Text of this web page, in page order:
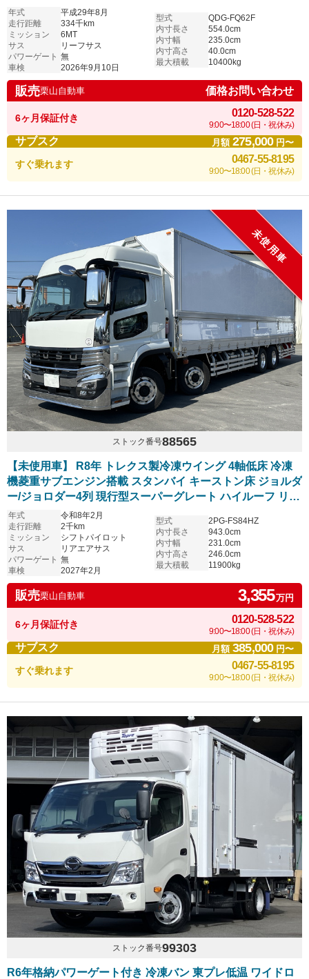
年式
平成29年8月
走行距離
334千km
ミッション
6MT
サス
リーフサス
パワーゲート 無
車検
2026年9月10日
型式
QDG-FQ62F
内寸長さ
554.0cm
内寸幅
235.0cm
内寸高さ
40.0cm
最大積載
10400kg
販売栗山自動車 価格お問い合わせ
6ヶ月保証付き 0120-528-522
9:00〜18:00 (日・祝休み)
サブスク 月額275,000円〜
すぐ乗れます 0467-55-8195
9:00〜18:00 (日・祝休み)
未使用車
ストック番号88565
【未使用車】 R8年 トレクス製冷凍ウイング 4軸低床 冷凍
機菱重サブエンジン搭載 スタンバイ キーストン床 ジョルダ
ー/ジョロダー4列 現行型スーパーグレート ハイルーフ リア
エアサス アルミホイール シフトパイロット 6R20エンジン
車検付き
年式
令和8年2月
走行距離
2千km
ミッション
シフトパイロット
サス
リアエアサス
パワーゲート 無
車検
2027年2月
型式
2PG-FS84HZ
内寸長さ
943.0cm
内寸幅
231.0cm
内寸高さ
246.0cm
最大積載
11900kg
販売栗山自動車 3,355万円
6ヶ月保証付き 0120-528-522
9:00〜18:00 (日・祝休み)
サブスク 月額385,000円〜
すぐ乗れます 0467-55-8195
9:00〜18:00 (日・祝休み)
ストック番号99303
R6年格納パワーゲート付き 冷凍バン 東プレ低温 ワイドロ